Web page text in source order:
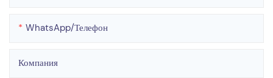
WhatsApp/телефон
Компания